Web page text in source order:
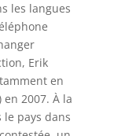
les langues
Erik
en
2007. À la
pays dans